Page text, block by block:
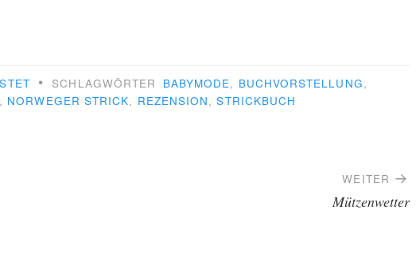
• SCHLAGWÖRTER BABYMODE, BUCHVORSTELLUNG,
, NORWEGER STRICK, REZENSION,STRICKBUCH
WEITER
Mützenwetter